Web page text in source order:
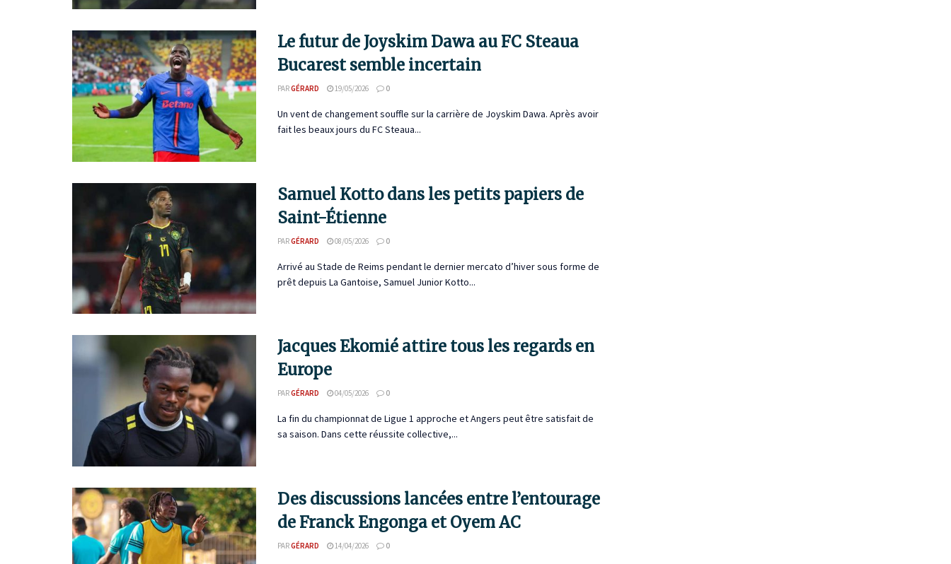
Le futur de Joyskim Dawa au FC Steaua
Bucarest semble incertain
PARGÉRARD 19/05/2026 0
Un vent de changement souffle sur la carrière de Joyskim Dawa. Après avoir
fait les beaux jours du FC Steaua...
Samuel Kotto dans les petits papiers de
Saint-Étienne
PARGÉRARD 08/05/2026 0
Arrivé au Stade de Reims pendant le dernier mercato d’hiver sous forme de
prêt depuis La Gantoise, Samuel Junior Kotto...
Jacques Ekomié attire tous les regards en
Europe
PARGÉRARD 04/05/2026 0
La fin du championnat de Ligue 1 approche et Angers peut être satisfait de
sa saison. Dans cette réussite collective,...
Des discussions lancées entre l’entourage
de Franck Engonga et Oyem AC
PARGÉRARD 14/04/2026 0